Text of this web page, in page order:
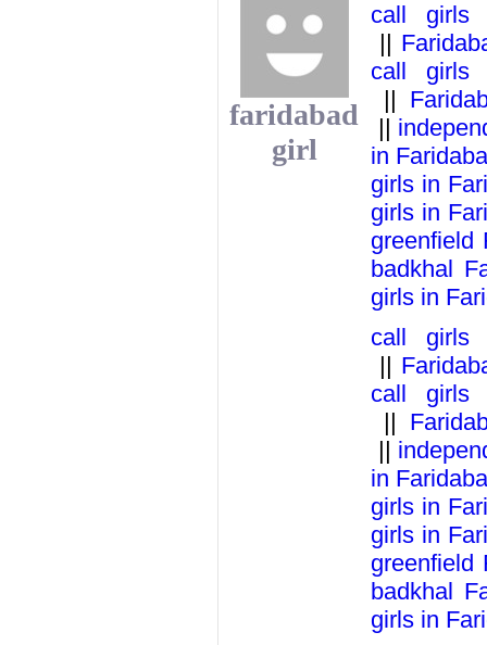
faridabad
girl
call girls
||
call girls
||
||
in
girls in
girls in
greenfield
badkhal
girls in
call girls
||
call girls
||
||
in
girls in
girls in
greenfield
badkhal
girls in